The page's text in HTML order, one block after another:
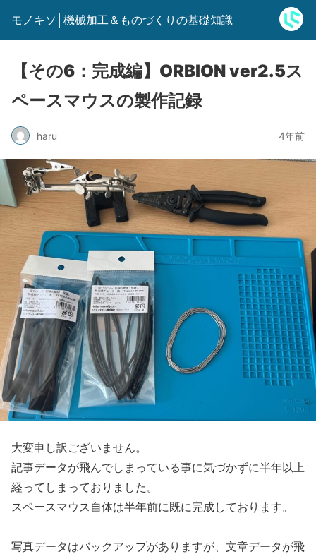
モノキソ│機械加工＆ものづくりの基礎知識
【その6：完成編】ORBION ver2.5ス
ペースマウスの製作記録
haru 4年前
大変申し訳ございません。
記事データが飛んでしまっている事に気づかずに半年以上
経ってしまっておりました。
スペースマウス自体は半年前に既に完成しております。
写真データはバックアップがありますが、文章データが飛